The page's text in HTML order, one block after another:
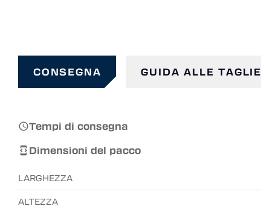
CONSEGNA GUIDA ALLE TAGLIE
Tempi di consegna
 Dimensioni del pacco
LARGHEZZA
ALTEZZA